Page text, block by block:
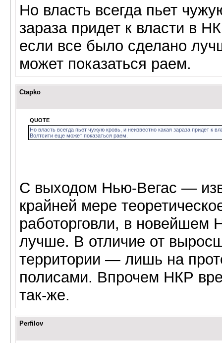
Но власть всегда пьет
зараза придет к власти в
если все было сделано
может показаться раем.
Ctapko
QUOTE
Но власть всегда пьет чужую кровь, и неизвестно какая зараза придет
Волтсити еще может показаться раем.
С выходом Нью-Вегас —
крайней мере
работорговли, в новейшем
лучше. В отличие от
территории — лишь на
полисами. Впрочем НКР
так-же.
Perfilov